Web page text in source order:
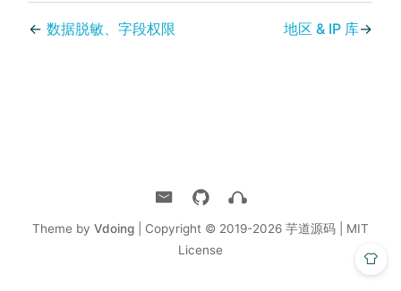
← 数据脱敏、字段权限 地区 & IP 库→
Theme by Vdoing | Copyright © 2019-2026 芋道源码 | MIT
License